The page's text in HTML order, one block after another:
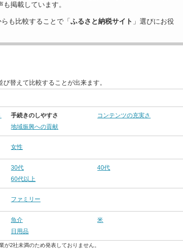
掲載しています。
も比較することで「ふるさと納税サイト 」選びにお役
替えて比較することが出来ます。
手続きのしやすさ
コンテンツの充実さ
地域振興への貢献
女性
30代
40代
60代以上
ファミリー
魚介
米
日用品
2社未満のため発表しておりません。